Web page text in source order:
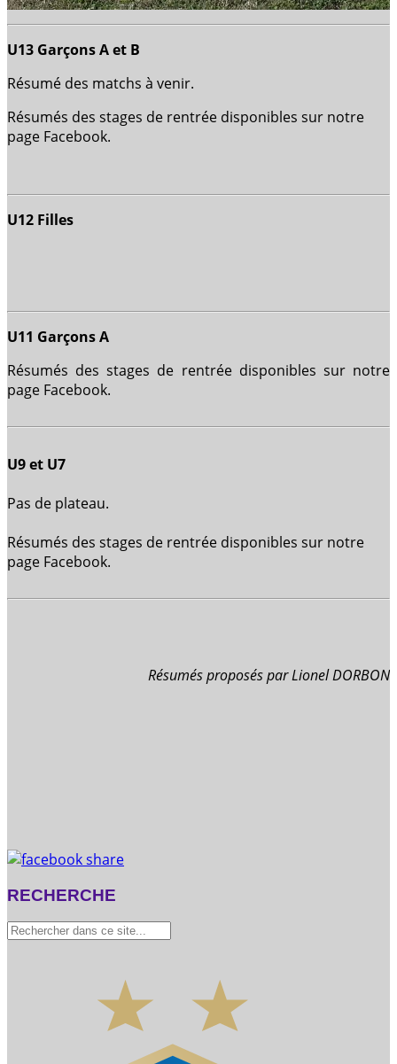
U13 Garçons A et B
Résumé des matchs à venir.
Résumés des stages de rentrée disponibles sur notre
page Facebook.
U12 Filles
U11 Garçons A
Résumés des stages de rentrée disponibles sur notre
page Facebook.
U9 et U7
Pas de plateau.
Résumés des stages de rentrée disponibles sur notre
page Facebook.
Résumés proposés par Lionel DORBON
RECHERCHE